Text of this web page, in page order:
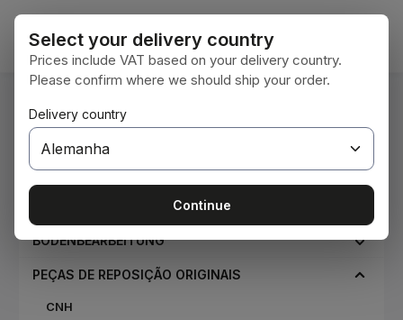
Ir para o conteúdo principal
Você está aqui: Home
Horsch
BODENBEARBEITUNG
PEÇAS DE REPOSIÇÃO ORIGINAIS
CNH
Select your delivery country
Prices include VAT based on your delivery country.
Please confirm where we should ship your order.
Delivery country
Continue